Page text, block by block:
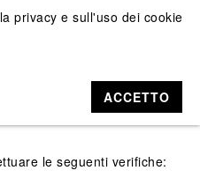
di restituzione è stato
entro 14 giorni (incluso
se il pacco di
al corriereentro 30
dalla data di ricezione
le seguenti verifiche:
privacy e sull'uso dei cookie
ACCETTO